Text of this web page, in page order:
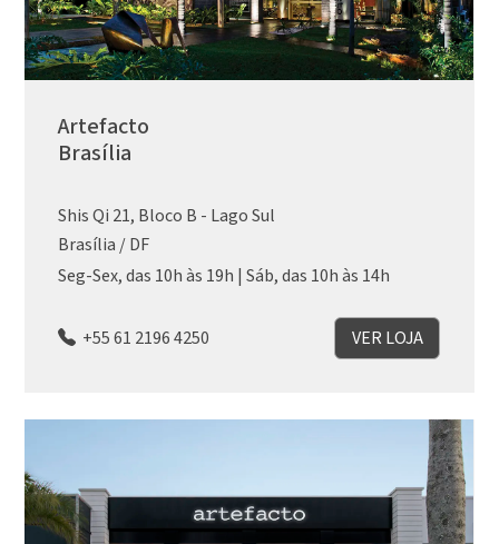
Artefacto
Brasília
Shis Qi 21, Bloco B - Lago Sul
Brasília / DF
Seg-Sex, das 10h às 19h | Sáb, das 10h às 14h
+55 61 2196 4250 VER LOJA